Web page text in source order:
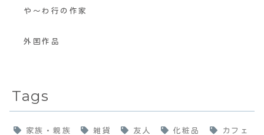
や〜わ行の作家
外国作品
Tags
家族・親族 雑貨 友人 化粧品 カフェ